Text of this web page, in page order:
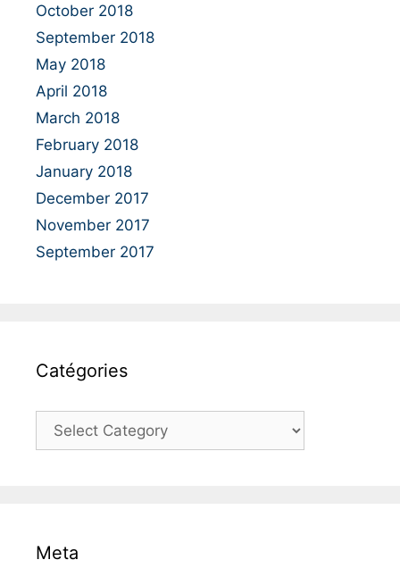
October 2018
September 2018
May 2018
April 2018
March 2018
February 2018
January 2018
December 2017
November 2017
September 2017
Catégories
r
Meta